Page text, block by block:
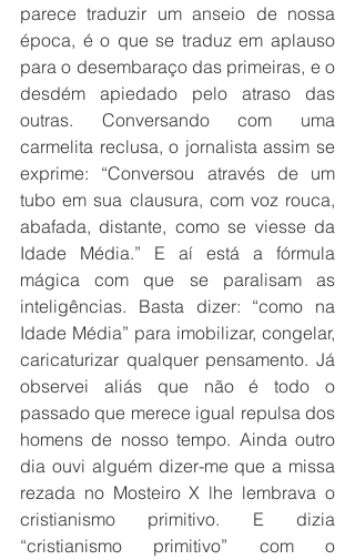
parece traduzir um anseio de nossa
época, é o que se traduz em aplauso
para o desembaraço das primeiras, e o
desdém apiedado pelo atraso das
outras. Conversando com uma
carmelita reclusa, o jornalista assim se
exprime: “Conversou através de um
tubo em sua clausura, com voz rouca,
abafada, distante, como se viesse da
Idade Média.” E aí está a fórmula
mágica com que se paralisam as
inteligências. Basta dizer: “como na
Idade Média” para imobilizar, congelar,
caricaturizar qualquer pensamento. Já
observei aliás que não é todo o
passado que merece igual repulsa dos
homens de nosso tempo. Ainda outro
dia ouvi alguém dizer-me que a missa
rezada no Mosteiro X lhe lembrava o
cristianismo primitivo. E dizia
“cristianismo primitivo” com o